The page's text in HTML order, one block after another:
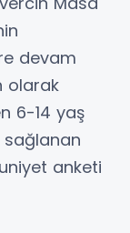
devam
olarak
6-14 yaş
sağlanan
anketi